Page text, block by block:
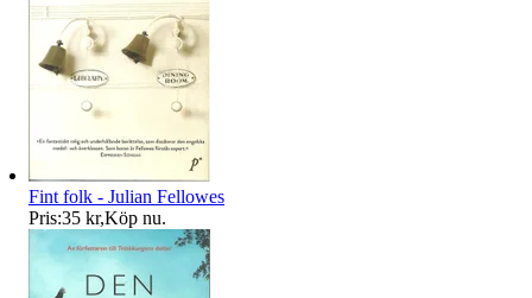
Fint folk - Julian Fellowes
Pris:35 kr,Köp nu.